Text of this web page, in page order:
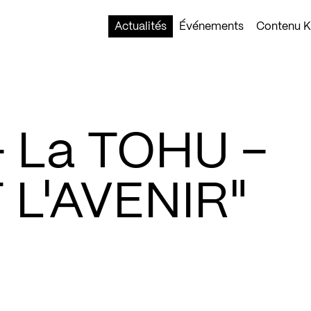
Actualités
Événements Contenu
La TOHU –